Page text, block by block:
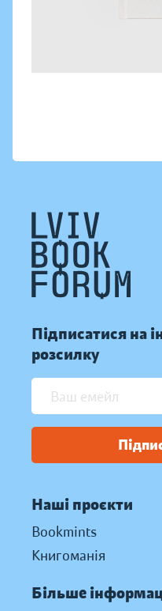
Підписатися на
розсилку
Наші проєкти
Bookmints
Книгоманія
Більше